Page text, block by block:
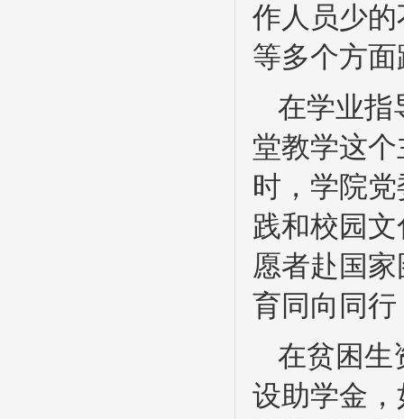
作人员少
等多个方
在学业指
堂教学这
时，学院
践和校园
愿者赴国
育同向同
在贫困生
设助学金